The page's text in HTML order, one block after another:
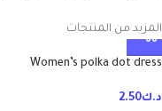
المزيد من المنتجات
Women’s polka dot dress
د.ك2.50